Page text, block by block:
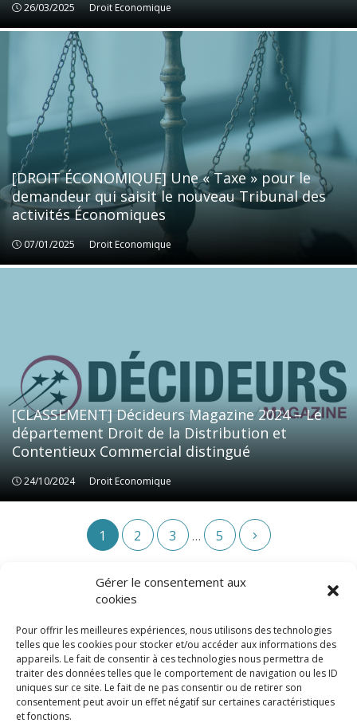
Gérer le consentement aux
cookies
Pour offrir les meilleures expériences, nous utilisons des technologies
telles que les cookies pour stocker et/ou accéder aux informations des
appareils. Le fait de consentir à ces technologies nous permettra de
traiter des données telles que le comportement de navigation ou les ID
uniques sur ce site. Le fait de ne pas consentir ou de retirer son
consentement peut avoir un effet négatif sur certaines caractéristiques
et fonctions.
26/03/2025 Droit Economique
Droit Economique
[DROIT ÉCONOMIQUE] Une « Taxe » pour le
demandeur qui saisit le nouveau Tribunal des
activités Économiques
07/01/2025 Droit Economique
Droit Economique
[CLASSEMENT] Décideurs Magazine 2024 – Le
département Droit de la Distribution et
Contentieux Commercial distingué
24/10/2024 Droit Economique
Droit Economique
1 2 3 … 5
© LexCase 2026